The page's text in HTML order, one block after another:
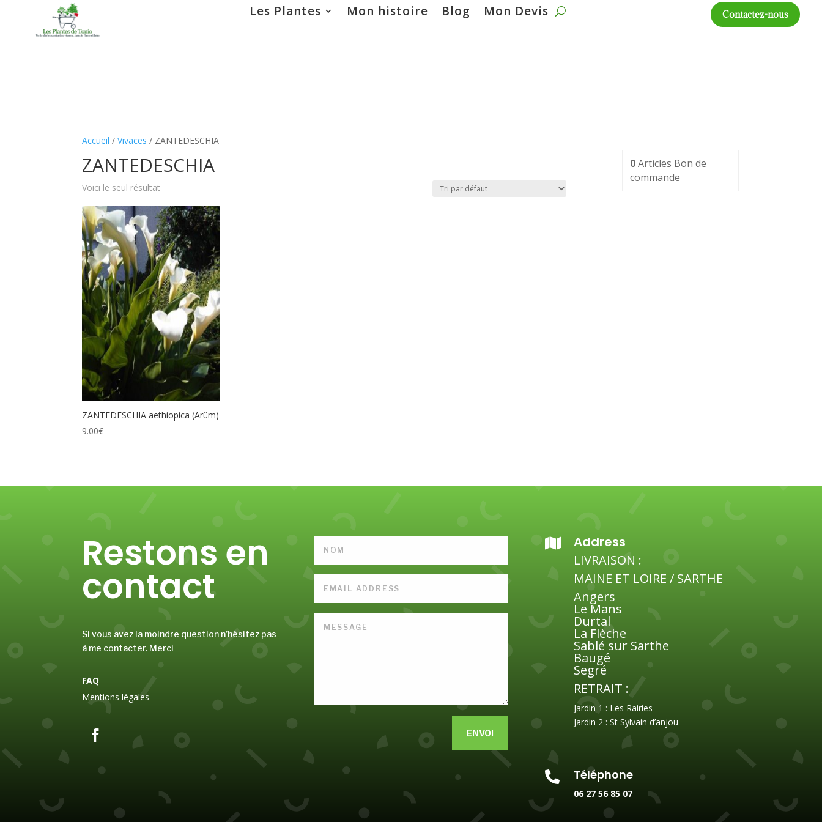
Les Plantes Mon histoire Blog Mon Devis Contactez-nous
Accueil /Vivaces / ZANTEDESCHIA
ZANTEDESCHIA
Voici le seul résultat
ZANTEDESCHIA aethiopica (Arüm)
9.00€
0Articles Bon de
commande
Restons en
contact
Si vous avez la moindre question n’hésitez pas
à me contacter. Merci
FAQ
Mentions légales
ENVOI
 Address
LIVRAISON :
MAINE ET LOIRE / SARTHE
Angers
Le Mans
Durtal
La Flèche
Sablé sur Sarthe
Baugé
Segré
RETRAIT :
Jardin 1 : Les Rairies
Jardin 2 : St Sylvain d’anjou
 Téléphone
06 27 56 85 07